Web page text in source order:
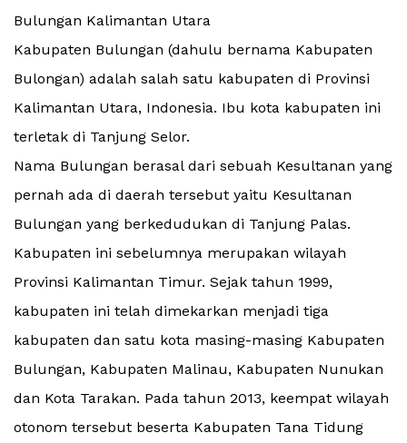
Bulungan Kalimantan Utara
Kabupaten Bulungan (dahulu bernama Kabupaten
Bulongan) adalah salah satu kabupaten di Provinsi
Kalimantan Utara, Indonesia. Ibu kota kabupaten ini
terletak di Tanjung Selor.
Nama Bulungan berasal dari sebuah Kesultanan yang
pernah ada di daerah tersebut yaitu Kesultanan
Bulungan yang berkedudukan di Tanjung Palas.
Kabupaten ini sebelumnya merupakan wilayah
Provinsi Kalimantan Timur. Sejak tahun 1999,
kabupaten ini telah dimekarkan menjadi tiga
kabupaten dan satu kota masing-masing Kabupaten
Bulungan, Kabupaten Malinau, Kabupaten Nunukan
dan Kota Tarakan. Pada tahun 2013, keempat wilayah
otonom tersebut beserta Kabupaten Tana Tidung